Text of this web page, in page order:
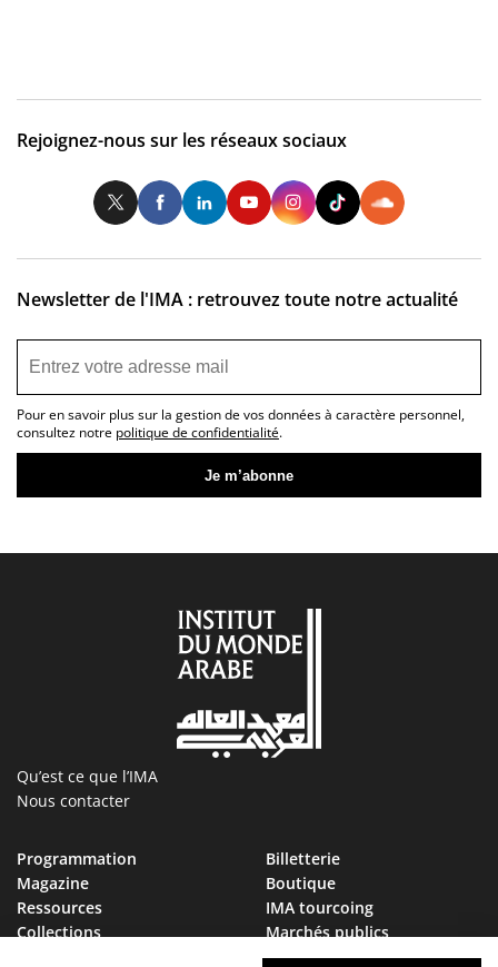
Rejoignez-nous sur les réseaux sociaux
TwitterFacebookLinkedInYoutubeInstagram
Newsletter de l'IMA : retrouvez toute notre actualité
Pour en savoir plus sur la gestion de vos données à caractère personnel,
consultez notre politique de confidentialité.
Qu’est ce que l’IMA
Nous contacter
Programmation
Magazine
Ressources
Collections
Billetterie
Boutique
IMA tourcoing
Marchés publics
Nous rejoindre